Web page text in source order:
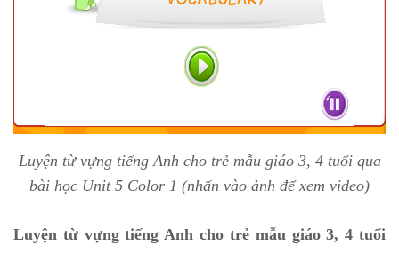
Luyện từ vựng tiếng Anh cho trẻ mẫu giáo 3, 4 tuổi qua
bài học Unit 5 Color 1 (nhấn vào ảnh để xem video)
Luyện từ vựng tiếng Anh cho trẻ mẫu giáo 3, 4 tuổi